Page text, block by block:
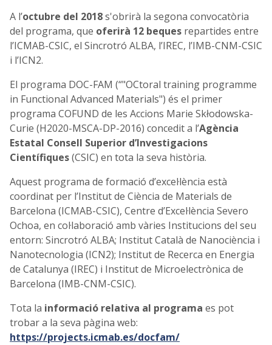
A l’octubre del 2018s'obrirà la segona convocatòria
del programa, que oferirà 12 beques repartides entre
l’ICMAB-CSIC, el Sincrotró ALBA, l’IREC, l’IMB-CNM-CSIC
i l’ICN2.
El programa DOC-FAM (“"OCtoral training programme
in Functional Advanced Materials") és el primer
programa COFUND de les Accions Marie Skłodowska-
Curie (H2020-MSCA-DP-2016) concedit a l’Agència
Estatal Consell Superior d’Investigacions
Científiques(CSIC) en tota la seva història.
Aquest programa de formació d’excel·lència està
coordinat per l’Institut de Ciència de Materials de
Barcelona (ICMAB-CSIC), Centre d’Excel·lència Severo
Ochoa, en col·laboració amb vàries Institucions del seu
entorn: Sincrotró ALBA; Institut Català de Nanociència i
Nanotecnologia (ICN2); Institut de Recerca en Energia
de Catalunya (IREC) i Institut de Microelectrònica de
Barcelona (IMB-CNM-CSIC).
Tota la informació relativa al programa es pot
trobar a la seva pàgina web:
https://projects.icmab.es/docfam/